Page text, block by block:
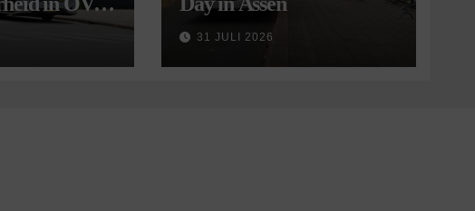
voor 9
31 JULI 2026